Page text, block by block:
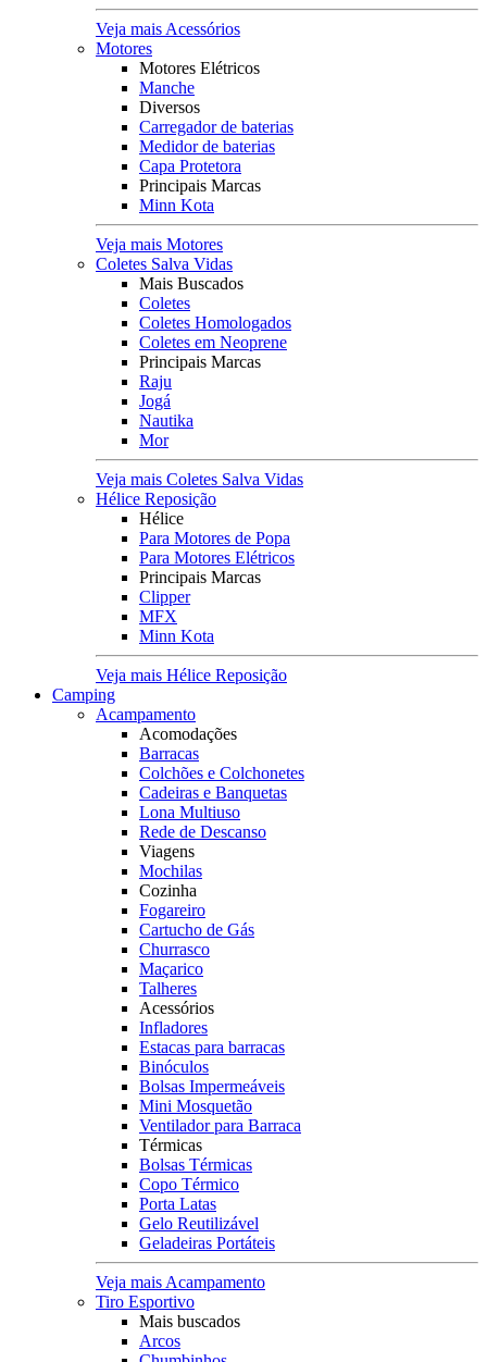
Veja mais Acessórios
Motores
Motores Elétricos
Manche
Diversos
Carregador de baterias
Medidor de baterias
Capa Protetora
Principais Marcas
Minn Kota
Veja mais Motores
Coletes Salva Vidas
Mais Buscados
Coletes
Coletes Homologados
Coletes em Neoprene
Principais Marcas
Raju
Jogá
Nautika
Mor
Veja mais Coletes Salva Vidas
Hélice Reposição
Hélice
Para Motores de Popa
Para Motores Elétricos
Principais Marcas
Clipper
MFX
Minn Kota
Veja mais Hélice Reposição
Camping
Acampamento
Acomodações
Barracas
Colchões e Colchonetes
Cadeiras e Banquetas
Lona Multiuso
Rede de Descanso
Viagens
Mochilas
Cozinha
Fogareiro
Cartucho de Gás
Churrasco
Maçarico
Talheres
Acessórios
Infladores
Estacas para barracas
Binóculos
Bolsas Impermeáveis
Mini Mosquetão
Ventilador para Barraca
Térmicas
Bolsas Térmicas
Copo Térmico
Porta Latas
Gelo Reutilizável
Geladeiras Portáteis
Veja mais Acampamento
Tiro Esportivo
Mais buscados
Arcos